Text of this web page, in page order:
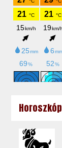
Horoszkóp